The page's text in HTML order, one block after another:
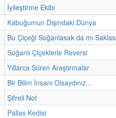
İyileştirme Ekibi
Kabuğumun Dışındaki Dünya
Bu Çiçeği Soğanlasak da mı
Soğanlı Çiçeklerle Reversi
Yıllarca Süren Araştırmalar
Bir Bilim İnsanı Olsaydınız...
Şifreli Not
Pallas Kedisi